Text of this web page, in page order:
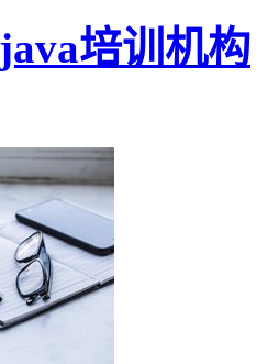
培训机构